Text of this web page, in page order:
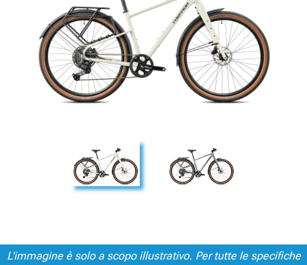
L'immagine è solo a scopo illustrativo. Per tutte le specifiche